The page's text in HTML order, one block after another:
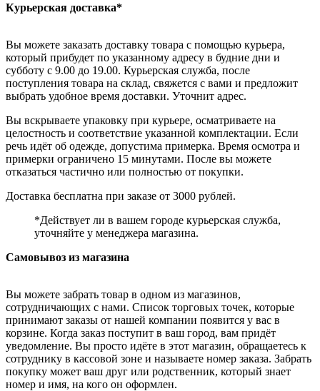
Курьерская доставка*
Вы можете заказать доставку товара с помощью курьера,
который прибудет по указанному адресу в будние дни и
субботу с 9.00 до 19.00. Курьерская служба, после
поступления товара на склад, свяжется с вами и предложит
выбрать удобное время доставки. Уточнит адрес.
Вы вскрываете упаковку при курьере, осматриваете на
целостность и соответствие указанной комплектации. Если
речь идёт об одежде, допустима примерка. Время осмотра и
примерки ограничено 15 минутами. После вы можете
отказаться частично или полностью от покупки.
Доставка бесплатна при заказе от 3000 рублей.
*Действует ли в вашем городе курьерская служба,
уточняйте у менеджера магазина.
Самовывоз из магазина
Вы можете забрать товар в одном из магазинов,
сотрудничающих с нами. Список торговых точек, которые
принимают заказы от нашей компании появится у вас в
корзине. Когда заказ поступит в ваш город, вам придёт
уведомление. Вы просто идёте в этот магазин, обращаетесь к
сотруднику в кассовой зоне и называете номер заказа. Забрать
покупку может ваш друг или родственник, который знает
номер и имя, на кого он оформлен.